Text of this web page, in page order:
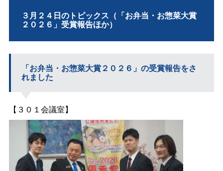
３月２４日のトピックス（「お弁当・お惣菜大賞
２０２６」受賞報告ほか）
「お弁当・お惣菜大賞２０２６」の受賞報告をさ
れました
【３０１会議室】